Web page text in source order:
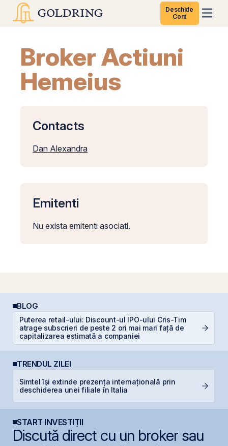
Deschide
Cont
Broker Actiuni
Hemeius
Contacts
Dan Alexandra
Emitenti
Nu exista emitenti asociati.
BLOG
Puterea retail-ului: Discount-ul IPO-ului Cris-Tim
atrage subscrieri de peste 2 ori mai mari față de
capitalizarea estimată a companiei
TRENDUL ZILEI
Simtel își extinde prezența internațională prin
deschiderea unei filiale în Italia
START INVESTIȚII
Discută direct cu un broker sau